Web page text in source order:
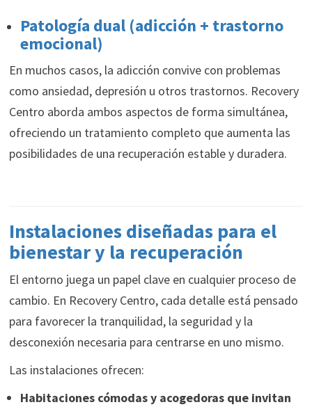
Patología dual (adicción + trastorno
emocional)
En muchos casos, la adicción convive con problemas
como ansiedad, depresión u otros trastornos. Recovery
Centro aborda ambos aspectos de forma simultánea,
ofreciendo un tratamiento completo que aumenta las
posibilidades de una recuperación estable y duradera.
Instalaciones diseñadas para el
bienestar y la recuperación
El entorno juega un papel clave en cualquier proceso de
cambio. En Recovery Centro, cada detalle está pensado
para favorecer la tranquilidad, la seguridad y la
desconexión necesaria para centrarse en uno mismo.
Las instalaciones ofrecen:
Habitaciones cómodas y acogedoras que invitan